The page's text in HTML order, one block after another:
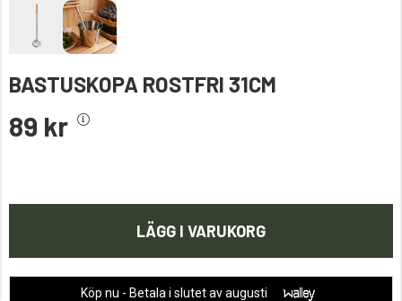
BASTUSKOPA ROSTFRI 31CM
89 kr
LÄGG I VARUKORG
Köp nu - Betala i slutet av augusti